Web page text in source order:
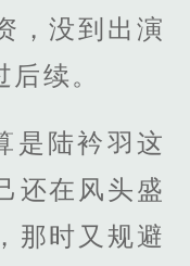
，没到出演
续。
是陆衿羽这
还在风头盛
那时又规避